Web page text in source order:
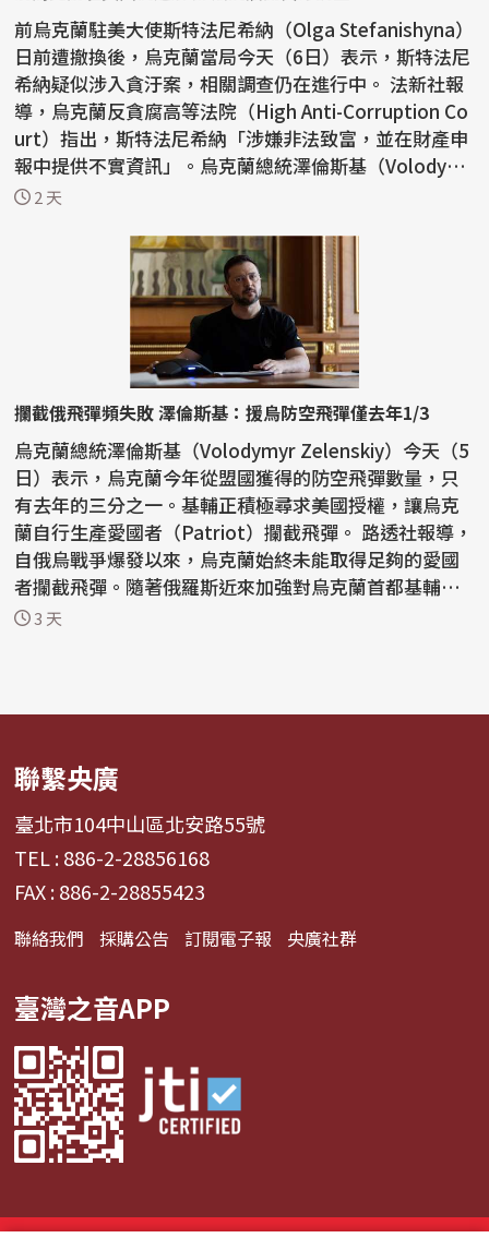
前烏克蘭駐美大使斯特法尼希納（Olga Stefanishyna）
日前遭撤換後，烏克蘭當局今天（6日）表示，斯特法尼
希納疑似涉入貪汙案，相關調查仍在進行中。 法新社報
導，烏克蘭反貪腐高等法院（High Anti-Corruption Co
urt）指出，斯特法尼希納「涉嫌非法致富，並在財產申
報中提供不實資訊」。烏克蘭總統澤倫斯基（Volody
m...2 天
攔截俄飛彈頻失敗 澤倫斯基：援烏防空飛彈僅去年1/3
烏克蘭總統澤倫斯基（Volodymyr Zelenskiy）今天（5
日）表示，烏克蘭今年從盟國獲得的防空飛彈數量，只
有去年的三分之一。基輔正積極尋求美國授權，讓烏克
蘭自行生產愛國者（Patriot）攔截飛彈。 路透社報導，
自俄烏戰爭爆發以來，烏克蘭始終未能取得足夠的愛國
者攔截飛彈。隨著俄羅斯近來加強對烏克蘭首都基輔和
南部...
3 天
聯繫央廣
臺北市104中山區北安路55號
TEL : 886-2-28856168
FAX : 886-2-28855423
聯絡我們 採購公告 訂閱電子報 央廣社群
臺灣之音APP